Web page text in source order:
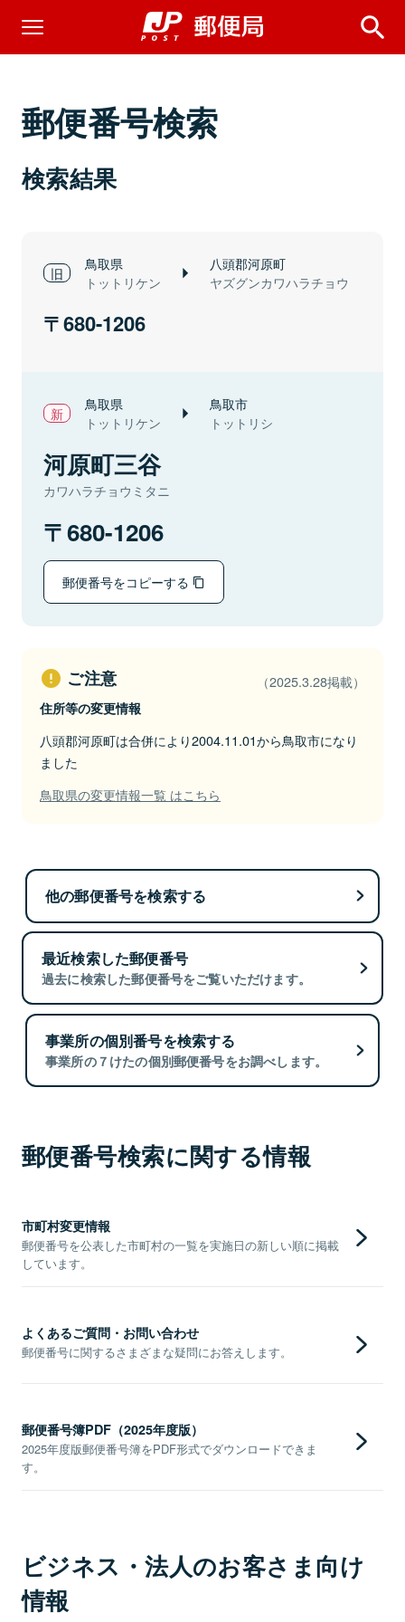
郵便番号検索
検索結果
鳥取県
トットリケン
八頭郡河原町
ヤズグンカワハラチョウ
680-1206
鳥取県
トットリケン
鳥取市
トットリシ
河原町三谷
カワハラチョウミタニ
680-1206
郵便番号をコピーする
ご注意 （2025.3.28掲載）
住所等の変更情報
八頭郡河原町は合併により2004.11.01から鳥取市になり
ました
鳥取県の変更情報一覧 はこちら
他の郵便番号を検索する
最近検索した郵便番号
過去に検索した郵便番号をご覧いただけます。
事業所の個別番号を検索する
事業所の７けたの個別郵便番号をお調べします。
郵便番号検索に関する情報
市町村変更情報
郵便番号を公表した市町村の一覧を実施日の新しい順に掲載
しています。
よくあるご質問・お問い合わせ
郵便番号に関するさまざまな疑問にお答えします。
郵便番号簿PDF（2025年度版）
2025年度版郵便番号簿をPDF形式でダウンロードできま
す。
ビジネス・法人のお客さま向け
情報